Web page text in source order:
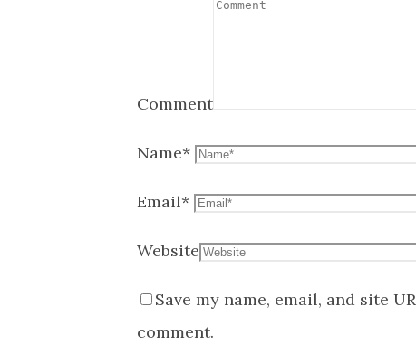
Comment
Name*
Email*
Website
Save my name, email, and site
comment.